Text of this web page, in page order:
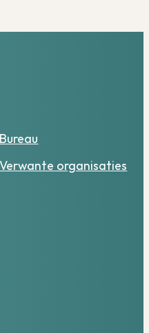
Bureau
Verwante organisaties